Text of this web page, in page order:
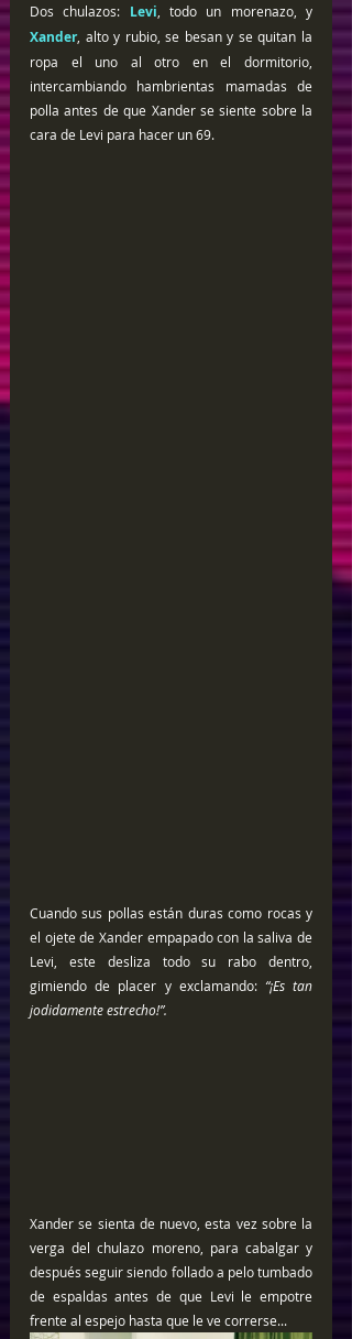
Dos chulazos: Levi
Xander, alto y rubio, se besan y se quitan la
ropa el uno al otro en el dormitorio,
intercambiando hambrientas mamadas de
polla antes de que Xander se siente sobre la
cara de Levi para hacer un 69.
Cuando sus pollas están duras como rocas y
el ojete de Xander empapado con la saliva de
Levi, este desliza todo su rabo dentro,
gimiendo de placer y exclamando: “¡Es tan
jodidamente estrecho!”.
Xander se sienta de nuevo, esta vez sobre la
verga del chulazo moreno, para cabalgar y
después seguir siendo follado a pelo tumbado
de espaldas antes de que Levi le empotre
frente al espejo hasta que le ve correrse...